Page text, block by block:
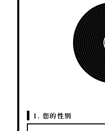
1. 您的性別